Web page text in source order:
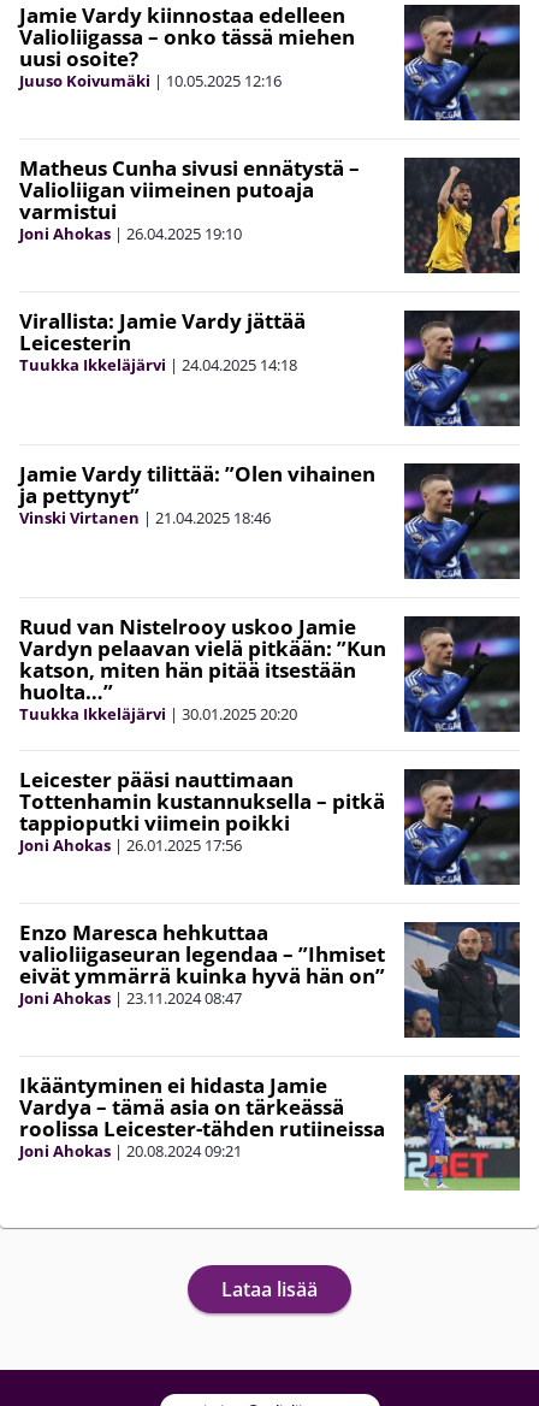
Jamie Vardy kiinnostaa edelleen
Valioliigassa – onko tässä miehen
uusi osoite?
Juuso Koivumäki | 10.05.2025 12:16
Matheus Cunha sivusi ennätystä –
Valioliigan viimeinen putoaja
varmistui
Joni Ahokas | 26.04.2025 19:10
Virallista: Jamie Vardy jättää
Leicesterin
Tuukka Ikkeläjärvi | 24.04.2025 14:18
Jamie Vardy tilittää: ”Olen vihainen
ja pettynyt”
Vinski Virtanen | 21.04.2025 18:46
Ruud van Nistelrooy uskoo Jamie
Vardyn pelaavan vielä pitkään: ”Kun
katson, miten hän pitää itsestään
huolta…”
Tuukka Ikkeläjärvi | 30.01.202520:20
Leicester pääsi nauttimaan
Tottenhamin kustannuksella – pitkä
tappioputki viimein poikki
Joni Ahokas | 26.01.2025 17:56
Enzo Maresca hehkuttaa
valioliigaseuran legendaa – ”Ihmiset
eivät ymmärrä kuinka hyvä hän on”
Joni Ahokas | 23.11.202408:47
Ikääntyminen ei hidasta Jamie
Vardya – tämä asia on tärkeässä
roolissa Leicester-tähden rutiineissa
Joni Ahokas | 20.08.202409:21
Lataa lisää